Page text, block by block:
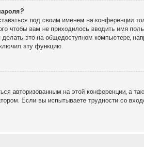
под своим именем на конференции
чтобы вам не приходилось вводить имя
это на общедоступном компьютере,
эту функцию.
авторизованным на этой конференции, а
Если вы испытываете трудности со